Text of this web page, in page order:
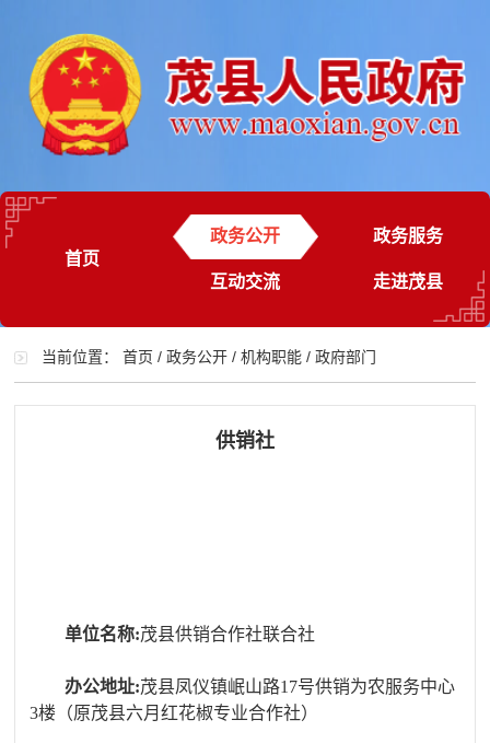
首页
政务公开 政务服务
互动交流 走进茂县
当前位置：首页 /政务公开 /机构职能 /政府部门
供销社
单位名称:茂县供销合作社联合社
办公地址:茂县凤仪镇岷山路17号供销为农服务中心
3楼（原茂县六月红花椒专业合作社）